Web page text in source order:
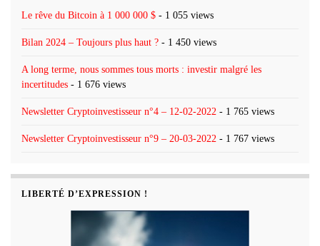
Le rêve du Bitcoin à 1 000 000 $ - 1 055 views
Bilan 2024 – Toujours plus haut ? - 1 450 views
A long terme, nous sommes tous morts : investir malgré les
incertitudes - 1 676 views
Newsletter Cryptoinvestisseur n°4 – 12-02-2022 - 1 765 views
Newsletter Cryptoinvestisseur n°9 – 20-03-2022 - 1 767 views
LIBERTÉ D’EXPRESSION !